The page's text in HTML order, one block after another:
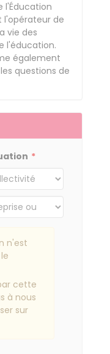
l'Éducation
l'opérateur de
vie des
l'éducation.
également
questions de
n'est
cette
à nous
sur